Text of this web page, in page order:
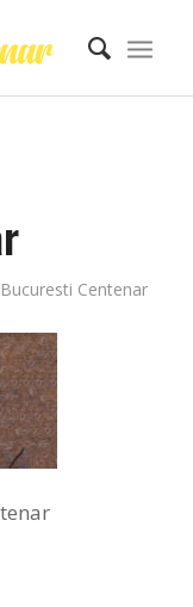
Bucuresti Centenar